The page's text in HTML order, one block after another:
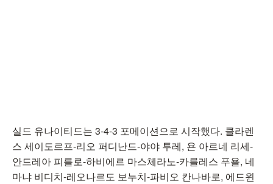
실드 유나이티드는 3-4-3 포메이션으로 시작했다. 클라렌
스 세이도르프-리오 퍼디난드-야야 투레, 욘 아르네 리세-
안드레아 피를로-하비에르 마스체라노-카를레스 푸욜, 네
마냐 비디치-레오나르도 보누치-파비오 칸나바로, 에드윈